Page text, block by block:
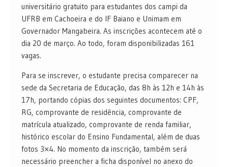
universitário gratuito para estudantes dos campi da
UFRB em Cachoeira e do IF Baiano e Unimam em
Governador Mangabeira. As inscrições acontecem até o
dia 20 de março. Ao todo, foram disponibilizadas 161
vagas.
Para se inscrever, o estudante precisa comparecer na
sede da Secretaria de Educação, das 8h às 12h e 14h às
17h, portando cópias dos seguintes documentos: CPF,
RG, comprovante de residência, comprovante de
matrícula atualizado, comprovante de renda familiar,
histórico escolar do Ensino Fundamental, além de duas
fotos 3×4. No momento da inscrição, também será
necessário preencher a ficha disponível no anexo do